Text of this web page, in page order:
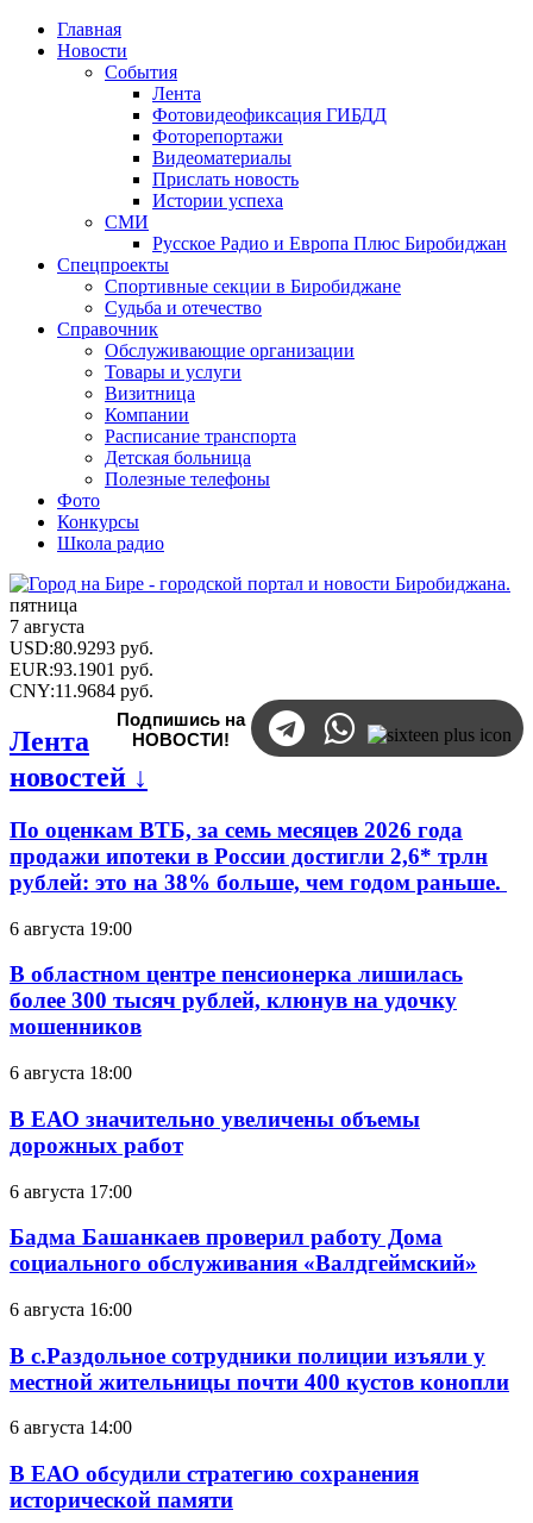
Главная
Новости
События
Лента
Фотовидеофиксация ГИБДД
Фоторепортажи
Видеоматериалы
Прислать новость
Истории успеха
СМИ
Русское Радио и Европа Плюс Биробиджан
Спецпроекты
Спортивные секции в Биробиджане
Судьба и отечество
Справочник
Обслуживающие организации
Товары и услуги
Визитница
Компании
Расписание транспорта
Детская больница
Полезные телефоны
Фото
Конкурсы
Школа радио
пятница
7 августа
USD:80.9293 руб.
EUR:93.1901 руб.
CNY:11.9684 руб.
Подпишись на
НОВОСТИ!
Лента
новостей ↓
По оценкам ВТБ, за семь месяцев 2026 года
продажи ипотеки в России достигли 2,6* трлн
рублей: это на 38% больше, чем годом раньше.
6 августа 19:00
В областном центре пенсионерка лишилась
более 300 тысяч рублей, клюнув на удочку
мошенников
6 августа 18:00
В ЕАО значительно увеличены объемы
дорожных работ
6 августа 17:00
Бадма Башанкаев проверил работу Дома
социального обслуживания «Валдгеймский»
6 августа 16:00
В с.Раздольное сотрудники полиции изъяли у
местной жительницы почти 400 кустов конопли
6 августа 14:00
В ЕАО обсудили стратегию сохранения
исторической памяти